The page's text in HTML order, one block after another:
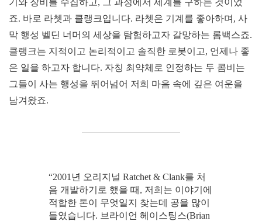
죠. 바로 라쳇과 클랭크입니다. 라쳇은 기계를 좋아하며, 사
막 행성 벨딘 너머의 세상을 탐험하고자 갈망하는 롬백스죠.
클랭크는 지적이고 논리적이고 솔직한 로봇이고, 언제나 좋
은 일을 하고자 합니다. 자칭 최약체로 인정하는 두 콤비는
그들이 사는 행성을 뛰어넘어 저희 마음 속에 깊은 여운을
남겨왔죠.
“2001년 오리지널 Ratchet & Clank를 처
음 개발하기로 했을 때, 저희는 이야기에
적합한 톤이 무엇일지 찾는데 공을 많이
들였습니다. 브라이언 헤이스팅스(Brian